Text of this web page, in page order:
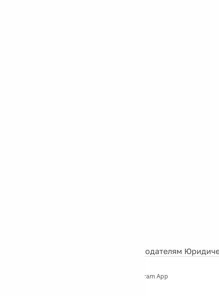
Рекламодателям
Telegram App